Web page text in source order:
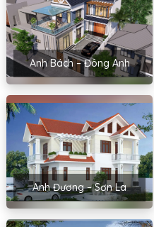
Anh Bách – Đông Anh
Anh Đương – Sơn La